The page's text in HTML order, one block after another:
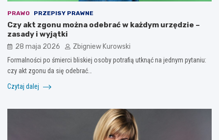
PRAWO PRZEPISY PRAWNE
Czy akt zgonu można odebrać w każdym urzędzie –
zasady i wyjątki
28 maja 2026 Zbigniew Kurowski
Formalności po śmierci bliskiej osoby potrafią utknąć na jednym pytaniu:
czy akt zgonu da się odebrać…
Czytaj dalej